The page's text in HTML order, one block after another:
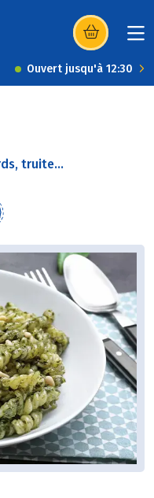
(s’ouvre dans
Ouvert jusqu'à 12:30
truite...